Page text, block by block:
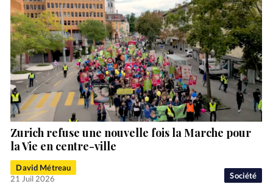
Société
Zurich refuse une nouvelle fois la Marche pour
la Vie en centre-ville
David Métreau
21 Juil 2026